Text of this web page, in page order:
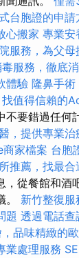
台胞證的申請
心搬家 專業安
服務，為父
服務，徹底
體驗 隆鼻手術
找值得信賴的
不要錯過任何
，提供專業治
家檔案 台胞
推薦，找最
，從餐館和酒
。 新竹整復服
題 透過電話查
品味精緻的
業處理服務